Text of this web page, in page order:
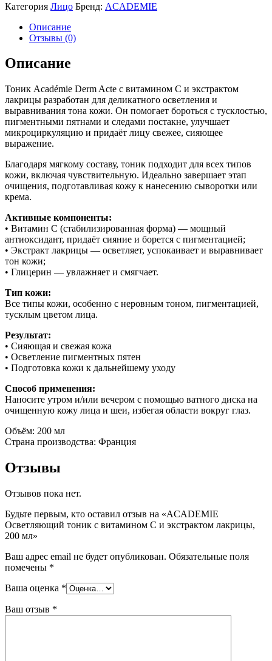
Категория Лицо Бренд: ACADEMIE
Описание
Отзывы (0)
Описание
Тоник Académie Derm Acte с витамином C и экстрактом
лакрицы разработан для деликатного осветления и
выравнивания тона кожи. Он помогает бороться с тусклостью,
пигментными пятнами и следами постакне, улучшает
микроциркуляцию и придаёт лицу свежее, сияющее
выражение.
Благодаря мягкому составу, тоник подходит для всех типов
кожи, включая чувствительную. Идеально завершает этап
очищения, подготавливая кожу к нанесению сыворотки или
крема.
Активные компоненты:
• Витамин C (стабилизированная форма) — мощный
антиоксидант, придаёт сияние и борется с пигментацией;
• Экстракт лакрицы — осветляет, успокаивает и выравнивает
тон кожи;
• Глицерин — увлажняет и смягчает.
Тип кожи:
Все типы кожи, особенно с неровным тоном, пигментацией,
тусклым цветом лица.
Результат:
• Сияющая и свежая кожа
• Осветление пигментных пятен
• Подготовка кожи к дальнейшему уходу
Способ применения:
Наносите утром и/или вечером с помощью ватного диска на
очищенную кожу лица и шеи, избегая области вокруг глаз.
Объём: 200 мл
Страна производства: Франция
Отзывы
Отзывов пока нет.
Будьте первым, кто оставил отзыв на «ACADEMIE
Осветляющий тоник с витамином C и экстрактом лакрицы,
200 мл»
Ваш адрес email не будет опубликован. Обязательные поля
помечены *
Ваша оценка *
Ваш отзыв *